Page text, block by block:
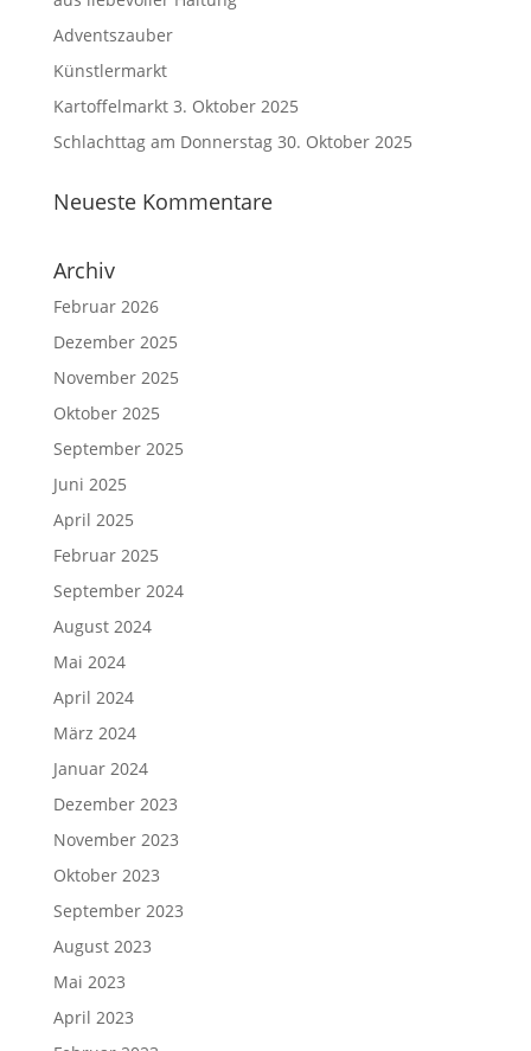
Adventszauber
Künstlermarkt
Kartoffelmarkt 3. Oktober 2025
Schlachttag am Donnerstag 30. Oktober 2025
Neueste Kommentare
Archiv
Februar 2026
Dezember 2025
November 2025
Oktober 2025
September 2025
Juni 2025
April 2025
Februar 2025
September 2024
August 2024
Mai 2024
April 2024
März 2024
Januar 2024
Dezember 2023
November 2023
Oktober 2023
September 2023
August 2023
Mai 2023
April 2023